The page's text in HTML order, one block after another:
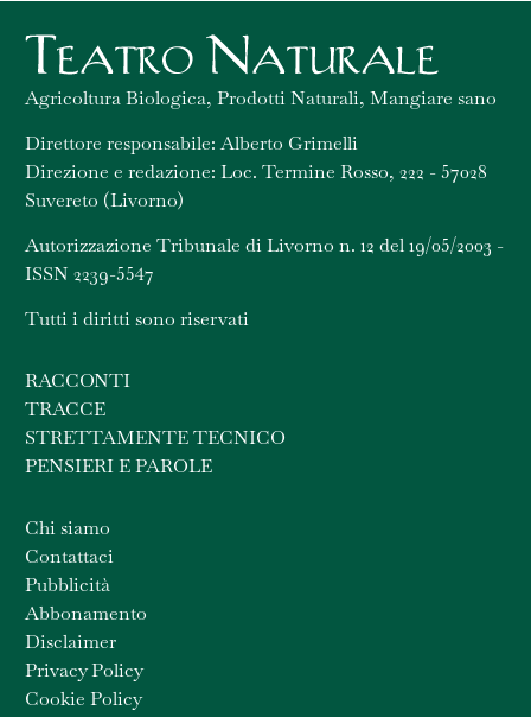
Agricoltura Biologica, Prodotti Naturali, Mangiare sano
Direttore responsabile: Alberto Grimelli
Direzione e redazione: Loc. Termine Rosso, 222 - 57028
Suvereto (Livorno)
Autorizzazione Tribunale di Livorno n. 12 del 19/05/2003 -
ISSN 2239-5547
Tutti i diritti sono riservati
RACCONTI
TRACCE
STRETTAMENTE TECNICO
PENSIERI E PAROLE
Chi siamo
Contattaci
Pubblicità
Abbonamento
Disclaimer
Privacy Policy
Cookie Policy